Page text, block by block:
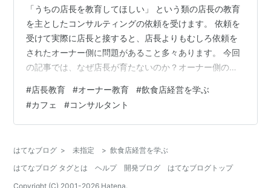
「うちの店長を教育してほしい」 という類の店長の教育
を主としたコンサルティングの依頼を受けます。 依頼を
受けて実際に店長と接すると、店長よりもむしろ依頼を
されたオーナー側に問題があること多々あります。 今回
の記事では、なぜ店長が育たないのか？オーナー側の問
教育してほしい
#店長教育 #オーナー教育 #飲食店経営を学ぶ
#カフェ #コンサルタント
はてなブログ > 未指定 > 飲食店経営を学ぶ
はてなブログ タグとは
ヘルプ 開発ブログ
はてなブログトップ
Copyright (C) 2001-2026 Hatena.